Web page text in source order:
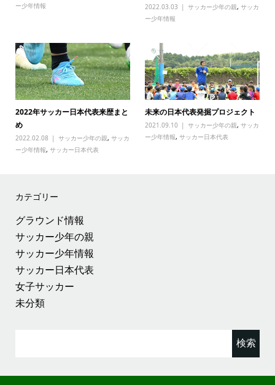
ー少年情報
2022.03.03 サッカー少年の親,サッカ
ー少年情報
2022年サッカー日本代表来歴まと
め
2022.02.08 サッカー少年の親, サッカ
ー少年情報, サッカー日本代表
未来の日本代表発掘プロジェクト
2021.09.10 サッカー少年の親,サッカ
ー少年情報,サッカー日本代表
カテゴリー
グラウンド情報
サッカー少年の親
サッカー少年情報
サッカー日本代表
女子サッカー
未分類